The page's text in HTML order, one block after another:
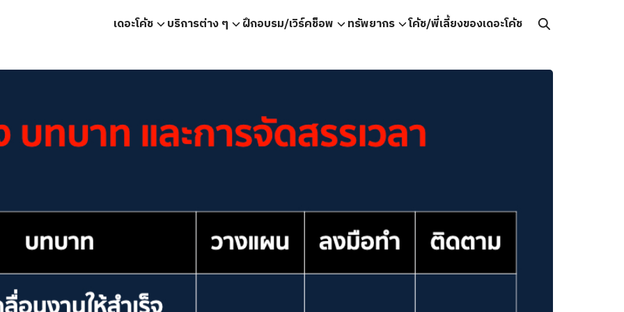
เดอะโค้ช บริการต่าง ๆ ฝึกอบรม/เวิร์คช็อพ ทรัพยากร
โค้ช/พี่เลี้ยงของเดอะโค้ช